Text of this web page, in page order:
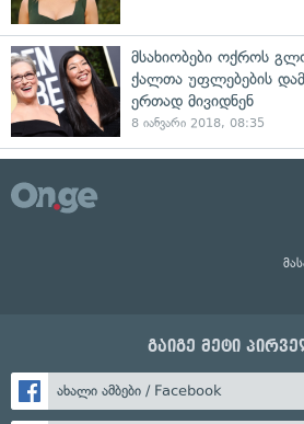
მსახიობები ოქროს
ქალთა უფლებების
ერთად მივიდნენ
8 იანვარი 2018, 08:35
გაიგე მეტი
ახალი ამბები / Facebook